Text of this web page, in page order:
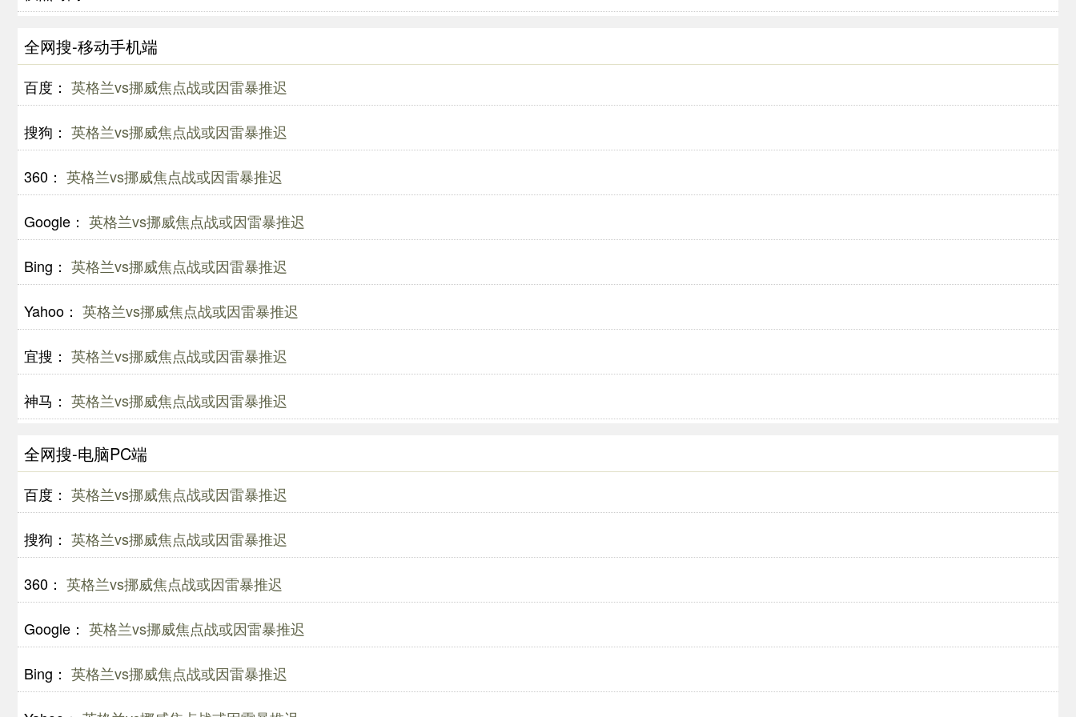
全网搜-移动手机端
百度： 英格兰vs挪威焦点战或因雷暴推迟
搜狗： 英格兰vs挪威焦点战或因雷暴推迟
360： 英格兰vs挪威焦点战或因雷暴推迟
Google： 英格兰vs挪威焦点战或因雷暴推迟
Bing： 英格兰vs挪威焦点战或因雷暴推迟
Yahoo： 英格兰vs挪威焦点战或因雷暴推迟
宜搜： 英格兰vs挪威焦点战或因雷暴推迟
神马： 英格兰vs挪威焦点战或因雷暴推迟
全网搜-电脑PC端
百度： 英格兰vs挪威焦点战或因雷暴推迟
搜狗： 英格兰vs挪威焦点战或因雷暴推迟
360： 英格兰vs挪威焦点战或因雷暴推迟
Google： 英格兰vs挪威焦点战或因雷暴推迟
Bing： 英格兰vs挪威焦点战或因雷暴推迟